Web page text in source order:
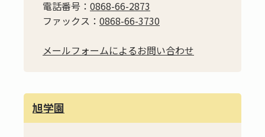
電話番号： 0868-66-2873
ファックス： 0868-66-3730
メールフォームによるお問い合わせ
旭学園